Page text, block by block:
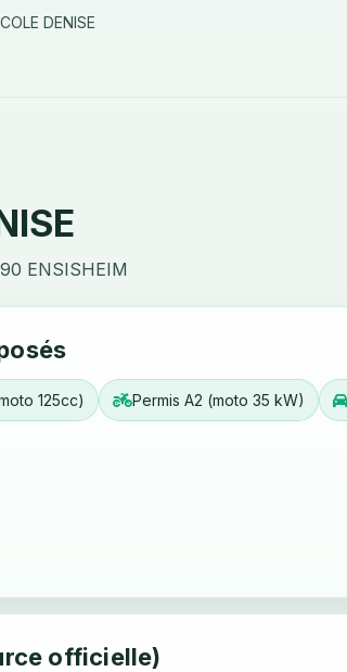
DENISE
ENSISHEIM
125cc) Permis A2 (moto 35 kW)
officielle)